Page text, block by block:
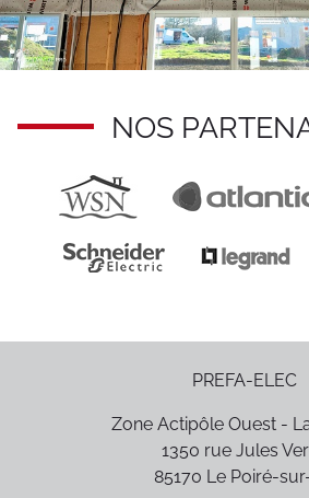
NOS
PREFA-ELEC
Zone Actipôle Ouest -
1350 rue Jules
85170 Le Poiré-